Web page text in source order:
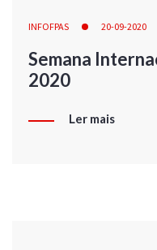
INFOFPAS 20-09-2020
Semana
2020
Ler mais